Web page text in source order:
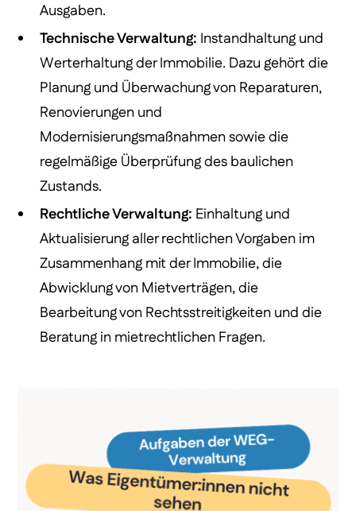
Ausgaben.
Technische Verwaltung: Instandhaltung und
Werterhaltung der Immobilie. Dazu gehört die
Planung und Überwachung von Reparaturen,
Renovierungen und
Modernisierungsmaßnahmen sowie die
regelmäßige Überprüfung des baulichen
Zustands.
Rechtliche Verwaltung: Einhaltung und
Aktualisierung aller rechtlichen Vorgaben im
Zusammenhang mit der Immobilie, die
Abwicklung von Mietverträgen, die
Bearbeitung von Rechtsstreitigkeiten und die
Beratung in mietrechtlichen Fragen.